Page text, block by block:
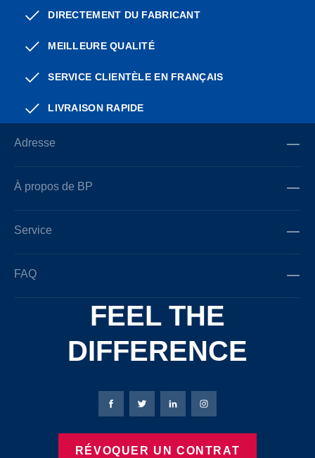
DIRECTEMENT DU FABRICANT
MEILLEURE QUALITÉ
SERVICE CLIENTÈLE EN FRANÇAIS
LIVRAISON RAPIDE
Adresse
À propos de BP
Service
FAQ
FEEL THE
DIFFERENCE
Page Facebook de Bierbaum-Proenen
Page X de Bierbaum-Proenen
Page LinkedIn de
Page Instagram de
RÉVOQUER UN CONTRAT